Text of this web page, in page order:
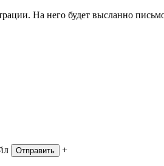
На него будет высланно
Отправить +